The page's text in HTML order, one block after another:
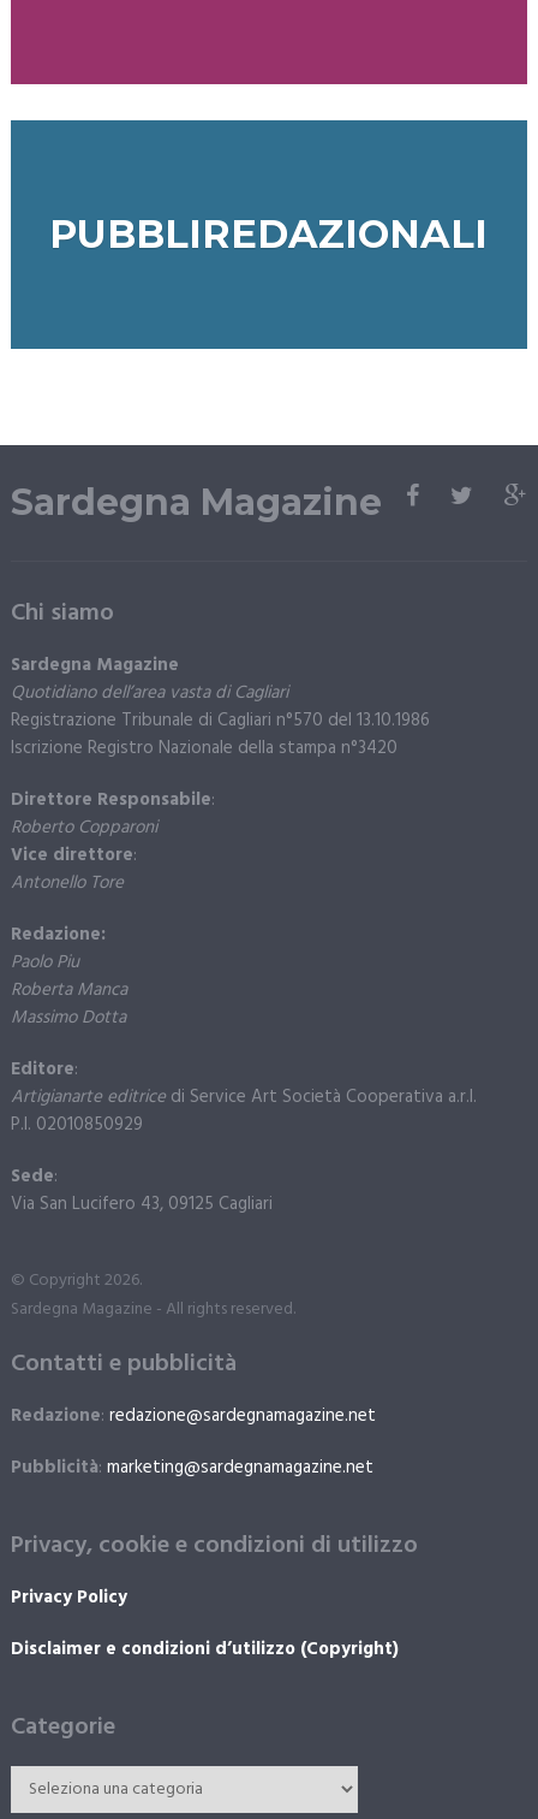
PUBBLIREDAZIONALI
Sardegna Magazine
Chi siamo
Sardegna Magazine
Quotidiano dell’area vasta di Cagliari
Registrazione Tribunale di Cagliari n°570 del 13.10.1986
Iscrizione Registro Nazionale della stampa n°3420
Direttore Responsabile:
Roberto Copparoni
Vice direttore:
Antonello Tore
Redazione:
Paolo Piu
Roberta Manca
Massimo Dotta
Editore:
Artigianarte editricedi Service Art Società Cooperativa a.r.l.
P.I. 02010850929
Sede:
Via San Lucifero 43, 09125 Cagliari
© Copyright 2026.
Sardegna Magazine - All rights reserved.
Contatti e pubblicità
Redazione: redazione@sardegnamagazine.net
Pubblicità: marketing@sardegnamagazine.net
Privacy, cookie e condizioni di utilizzo
Privacy Policy
Disclaimer e condizioni d’utilizzo (Copyright)
Categorie